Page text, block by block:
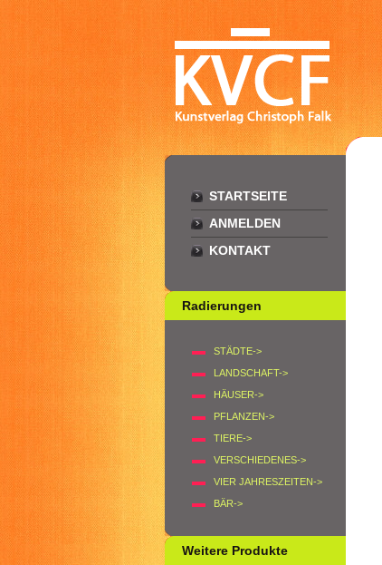
STARTSEITE
ANMELDEN
KONTAKT
Radierungen
STÄDTE->
LANDSCHAFT->
HÄUSER->
PFLANZEN->
TIERE->
VERSCHIEDENES->
VIER JAHRESZEITEN->
BÄR->
Weitere Produkte